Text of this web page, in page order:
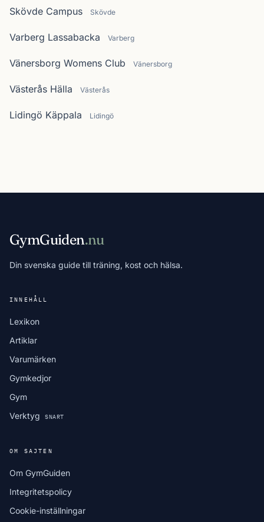
Skövde Campus Skövde
Varberg Lassabacka Varberg
Vänersborg Womens Club Vänersborg
Västerås Hälla Västerås
Lidingö Käppala Lidingö
GymGuiden.nu
Din svenska guide till träning, kost och hälsa.
INNEHÅLL
Lexikon
Artiklar
Varumärken
Gymkedjor
Gym
Verktyg
SNART
OM SAJTEN
Om GymGuiden
Integritetspolicy
Cookie-inställningar